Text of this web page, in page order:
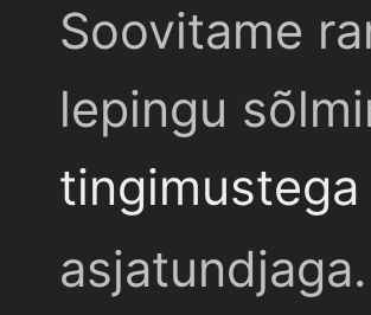
Soovitame
lepingu
tingimustega
asjatundjaga.